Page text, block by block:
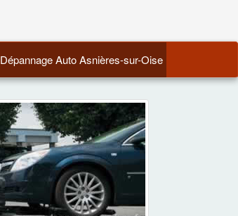
Dépannage Auto Asnières-sur-Oise(current)